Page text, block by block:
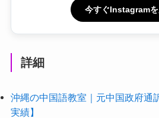
今すぐInstagram
詳細
沖縄の中国語教室｜元中国政府通
実績】